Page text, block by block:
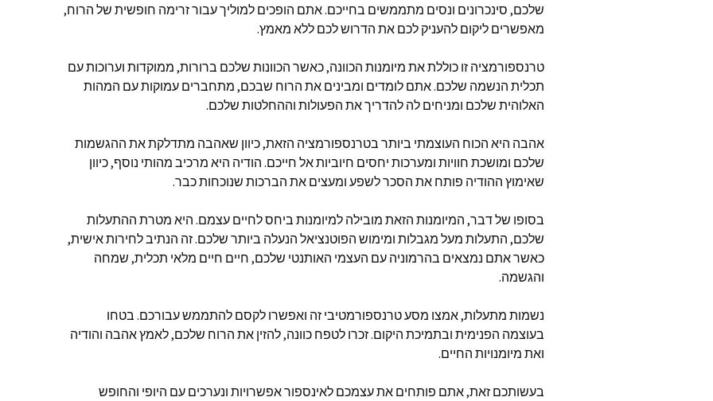
שלכם, סינכרונים ונסים מתממשים בחייכם.אתם הופכים למוליך עבור זרימה חופשית של הרוח,
מאפשרים ליקום להעניק לכם את הדרוש לכם ללא מאמץ.
טרנספורמציה זו כוללת את מיומנות הכוונה,כאשר הכוונות שלכם ברורות, ממוקדות וערוכות עם
תכלית הנשמה שלכם.אתם לומדים ומבינים את הרוח שבכם, מתחברים עמוקות עם המהות
האלוהית שלכם ומניחים לה להדריך את הפעולות וההחלטות שלכם.
אהבה היא הכוח העוצמתי ביותר בטרנספורמציה הזאת,כיוון שאהבה מתדלקת את ההגשמות
שלכם ומושכת חוויות ומערכות יחסים חיוביות אל חייכם. הודיה היא מרכיב מהותי נוסף,כיוון
שאימוץ ההודיה פותח את הסכר לשפע ומעצים את הברכות שנוכחות כבר.
בסופו של דבר, המיומנות הזאת מובילה למיומנות ביחס לחיים עצמם. היא מטרת ההתעלות
שלכם, התעלות מעל מגבלות ומימוש הפוטנציאל הנעלה ביותר שלכם.זה הנתיב לחירות אישית,
כאשר אתם נמצאים בהרמוניה עם העצמי האותנטי שלכם, חיים חיים מלאי תכלית, שמחה
והגשמה.
נשמות מתעלות,אמצו מסע טרנספורמטיבי זה ואפשרו לקסם להתממש עבורכם. בטחו
בעוצמה הפנימית ובתמיכת היקום.זכרו לטפח כוונה,להזין את הרוח שלכם,לאמץ אהבה והודיה
ואת מיומנויות החיים.
בעשותכם זאת,אתם פותחים את עצמכם לאינספור אפשרויות ונערכים עם היופי והחופש